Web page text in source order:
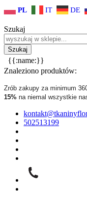
PL IT DE
Szukaj
{{:name:}}
Znaleziono produktów:
Zrób zakupy za minimum
15% na niemal wszystkie
502513199